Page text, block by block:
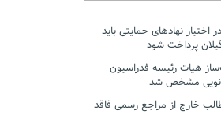
اختیار نهادهای حمایتی باید
پرداخت شود
هیات رئیسه فدراسیون
مشخص شد
خارج از مراجع رسمی فاقد